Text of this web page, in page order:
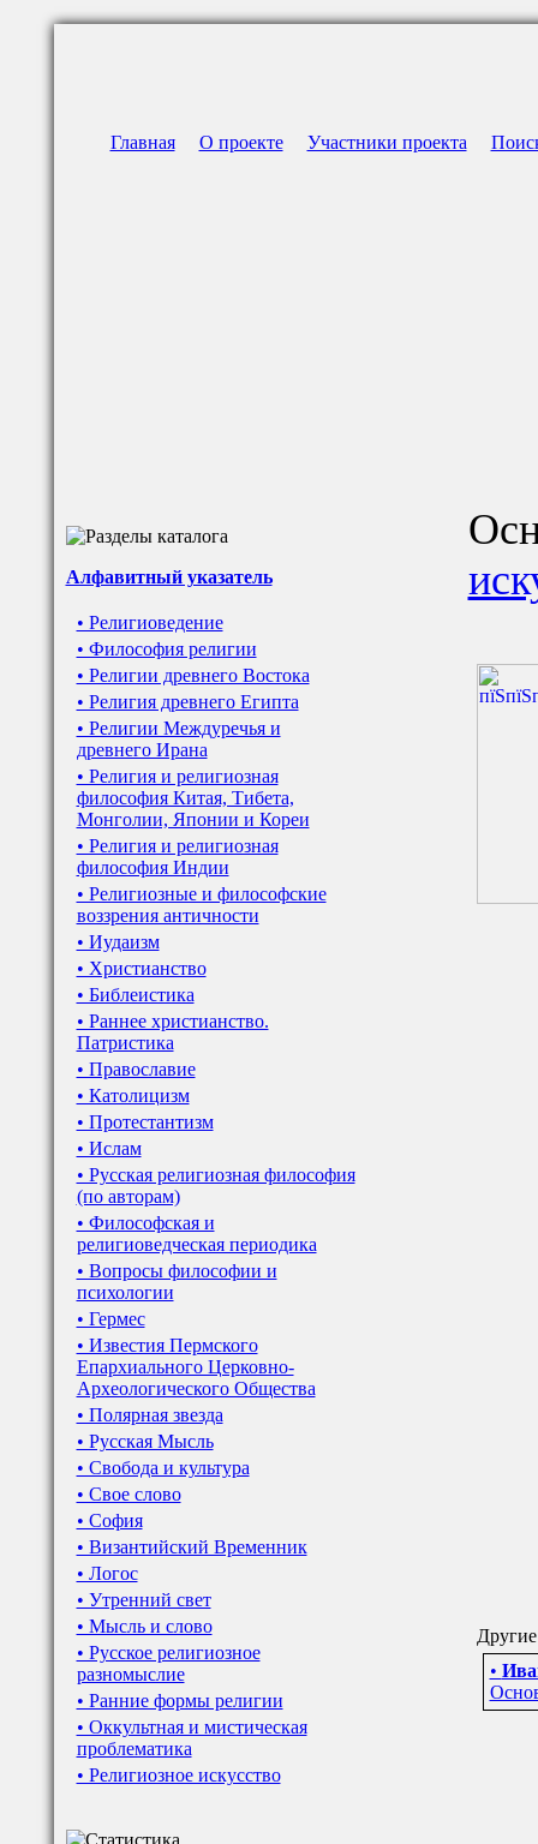
Главная О проекте Участники проекта
Алфавитный указатель
• Религиоведение
• Философия религии
• Религии древнего Востока
• Религия древнего Египта
• Религии Междуречья и
древнего Ирана
• Религия и религиозная
философия Китая, Тибета,
Монголии, Японии и Кореи
• Религия и религиозная
философия Индии
• Религиозные и философские
воззрения античности
• Иудаизм
• Христианство
• Библеистика
• Раннее христианство.
Патристика
• Православие
• Католицизм
• Протестантизм
• Ислам
• Русская религиозная философия
(по авторам)
• Философская и
религиоведческая периодика
• Вопросы философии и
психологии
• Гермес
• Известия Пермского
Епархиального Церковно-
Археологического Общества
• Полярная звезда
• Русская Мысль
• Свобода и культура
• Свое слово
• София
• Византийский Временник
• Логос
• Утренний свет
• Мысль и слово
• Русское религиозное
разномыслие
• Ранние формы религии
• Оккультная и мистическая
проблематика
• Религиозное искусство
•